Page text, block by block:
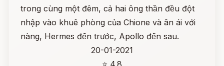
trong cùng một đêm, cả hai ông thần đều đột
nhập vào khuê phòng của Chione và ân ái với
nàng, Hermes đến trước, Apollo đến sau.
20-01-2021
⭐ 4.8